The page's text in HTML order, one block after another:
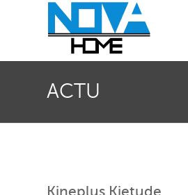
ACTU
Kineplus Kietude